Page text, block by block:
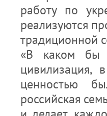
работу по
реализуются
традиционной
«В каком
цивилизация,
ценностью
российская